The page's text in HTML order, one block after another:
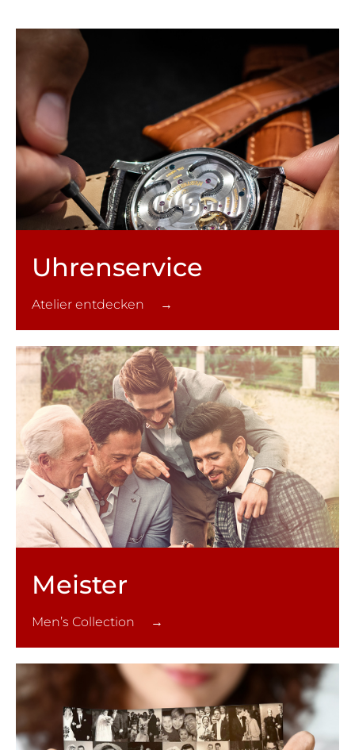
Uhren­service
Atelier entdecken →
Meister
Men’s Collection →